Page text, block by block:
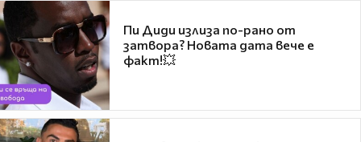
Пи Диди излиза по-рано от
затвора? Новата дата вече е
факт!💥